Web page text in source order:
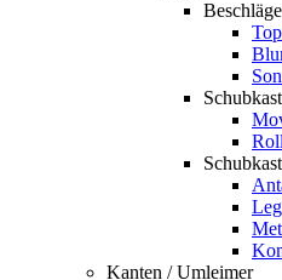
Kanten / Umleimer